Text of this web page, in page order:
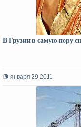
В Грузии в самую пору
января 29 2011